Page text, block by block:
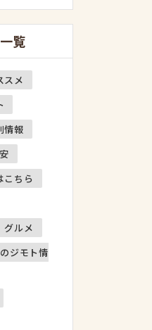
覧
スメ
情報
こちら
グルメ
ジモト情